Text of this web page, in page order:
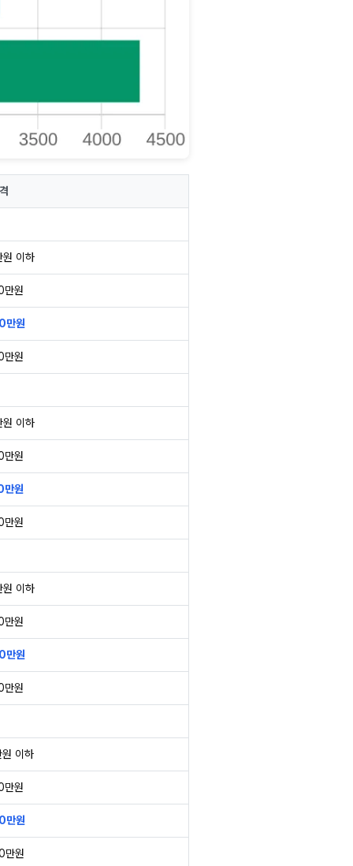
이하
원
원
원
이하
원
원
원
이하
원
원
원
이하
원
원
원